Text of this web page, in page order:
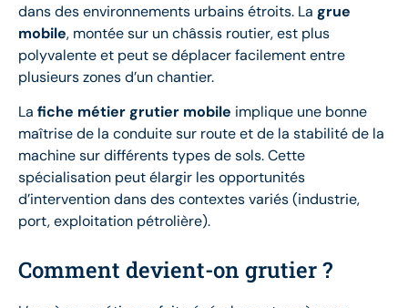
dans des environnements urbains étroits. La grue
mobile, montée sur un châssis routier, est plus
polyvalente et peut se déplacer facilement entre
plusieurs zones d’un chantier.
La fiche métier grutier mobile implique une bonne
maîtrise de la conduite sur route et de la stabilité de la
machine sur différents types de sols. Cette
spécialisation peut élargir les opportunités
d’intervention dans des contextes variés (industrie,
port, exploitation pétrolière).
Comment devient-on grutier ?